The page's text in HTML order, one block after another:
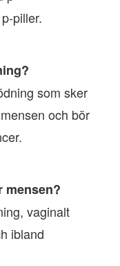
piller.
som sker
och bör
mensen?
vaginalt
ibland